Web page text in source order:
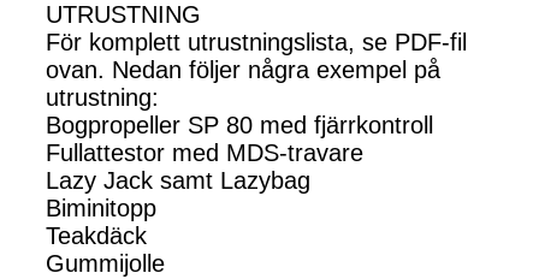
UTRUSTNING
För komplett utrustningslista, se PDF-fil
ovan. Nedan följer några exempel på
utrustning:
Bogpropeller SP 80 med fjärrkontroll
Fullattestor med MDS-travare
Lazy Jack samt Lazybag
Biminitopp
Teakdäck
Gummijolle